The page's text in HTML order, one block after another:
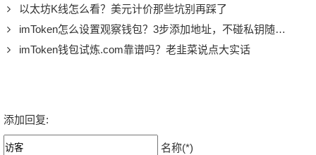
以太坊K线怎么看？美元计价那些坑别再踩了
imToken怎么设置观察钱包？3步添加地址，不碰私钥随时查账
imToken钱包试炼.com靠谱吗？老韭菜说点大实话
添加回复:
名称(*)